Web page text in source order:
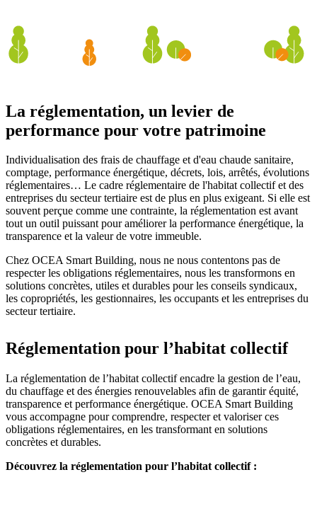
La réglementation, un levier de
performance pour votre patrimoine
Individualisation des frais de chauffage et d'eau chaude sanitaire,
comptage, performance énergétique, décrets, lois, arrêtés, évolutions
réglementaires… Le cadre réglementaire de l'habitat collectif et des
entreprises du secteur tertiaire est de plus en plus exigeant. Si elle est
souvent perçue comme une contrainte, la réglementation est avant
tout un outil puissant pour améliorer la performance énergétique, la
transparence et la valeur de votre immeuble.
Chez OCEA Smart Building, nous ne nous contentons pas de
respecter les obligations réglementaires, nous les transformons en
solutions concrètes, utiles et durables pour les conseils syndicaux,
les copropriétés, les gestionnaires, les occupants et les entreprises du
secteur tertiaire.
Réglementation pour l’habitat collectif
La réglementation de l’habitat collectif encadre la gestion de l’eau,
du chauffage et des énergies renouvelables afin de garantir équité,
transparence et performance énergétique. OCEA Smart Building
vous accompagne pour comprendre, respecter et valoriser ces
obligations réglementaires, en les transformant en solutions
concrètes et durables.
Découvrez la réglementation pour l’habitat collectif :